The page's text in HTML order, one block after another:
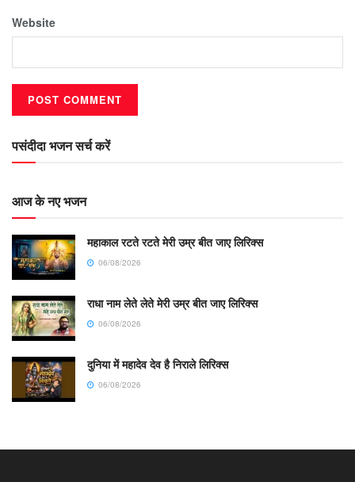
Website
पसंदीदा भजन सर्च करें
आज के नए भजन
महाकाल रटते रटते मेरी उम्र बीत जाए लिरिक्स
06/08/2026
राधा नाम लेते लेते मेरी उम्र बीत जाए लिरिक्स
06/08/2026
दुनिया में महादेव देव है निराले लिरिक्स
06/08/2026